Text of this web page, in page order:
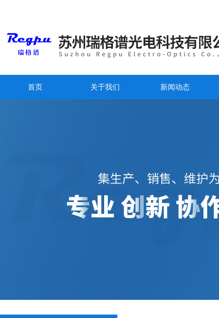
首页 关于我们 新闻动态